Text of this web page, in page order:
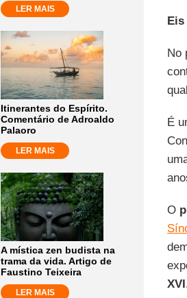
LER MAIS
Itinerantes do Espírito.
Comentário de Adroaldo
Palaoro
LER MAIS
A mística zen budista na
trama da vida. Artigo de
Faustino Teixeira
LER MAIS
No
qual
É
O
XVI